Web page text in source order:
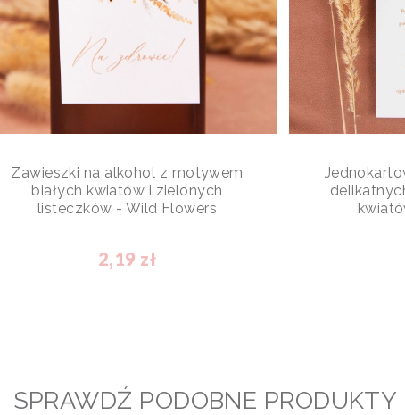
Zawieszki na alkohol z motywem
białych kwiatów i zielonych
listeczków - Wild Flowers
2,19 zł
SPRAWDŹ PODOBNE PRODUKTY